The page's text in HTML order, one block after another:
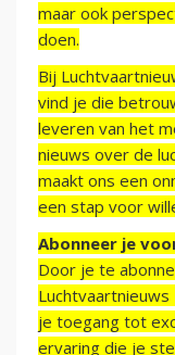
maar ook
doen.
Bij
vind je die
leveren van het
nieuws over de
maakt ons een
een stap voor
Abonneer je
Door je te
Luchtvaartnieuws
je toegang tot
ervaring die je